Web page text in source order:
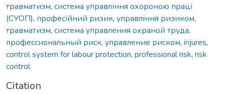
травматизм, система управління охороною праці
(СУОП), професійний ризик, управління ризиком,
травматизм, система управления охраной труда,
профессиональный риск, управление риском, injures,
control system for labour protection, professional risk, risk
control
Citation